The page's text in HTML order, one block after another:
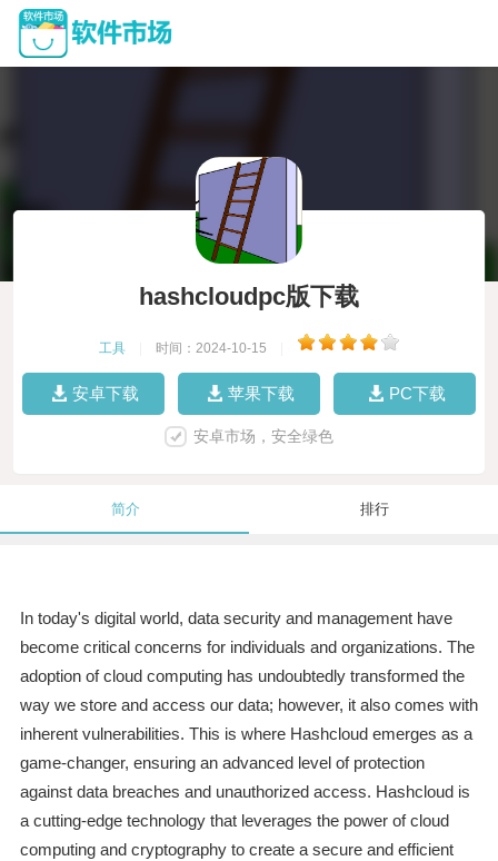
hashcloudpc版下载
工具 时间：2024-10-15
安卓下载 苹果下载 PC下载
安卓市场，安全绿色
简介 排行
In today's digital world, data security and management have
become critical concerns for individuals and organizations. The
adoption of cloud computing has undoubtedly transformed the
way we store and access our data; however, it also comes with
inherent vulnerabilities. This is where Hashcloud emerges as a
game-changer, ensuring an advanced level of protection
against data breaches and unauthorized access. Hashcloud is
a cutting-edge technology that leverages the power of cloud
computing and cryptography to create a secure and efficient